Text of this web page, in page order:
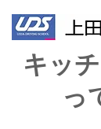
キッ
っ